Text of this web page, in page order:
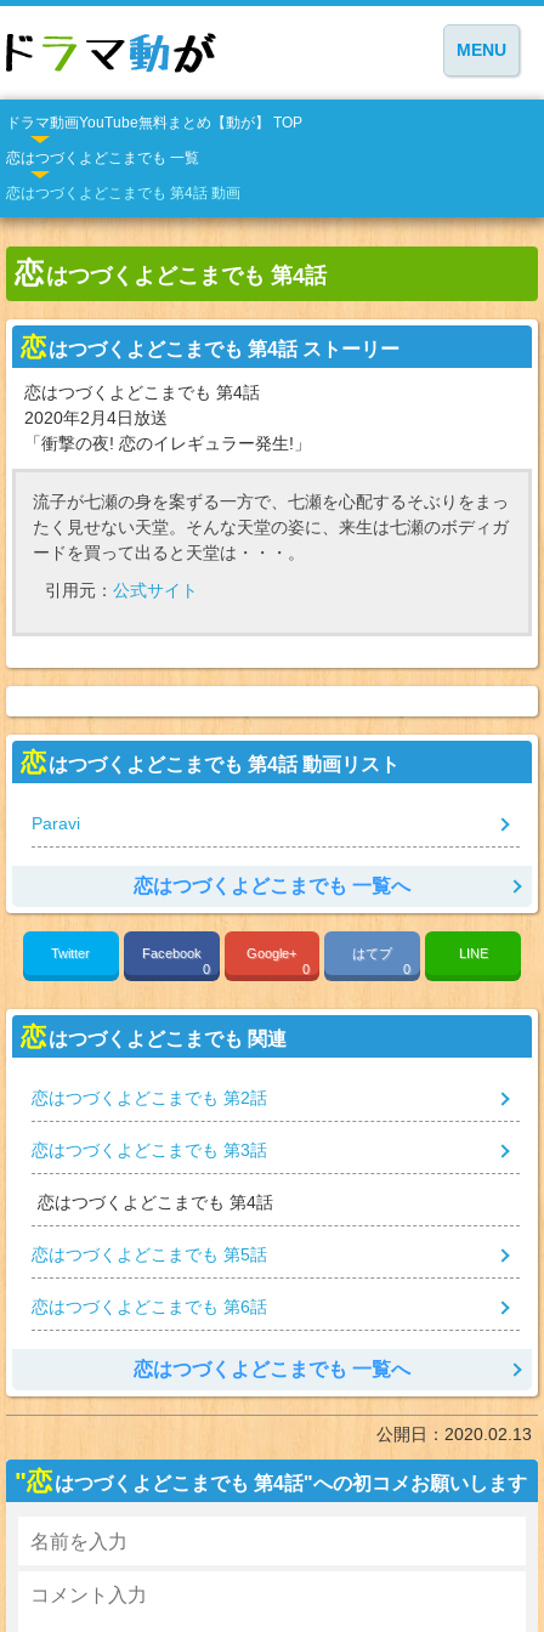
MENU
ドラマ動画YouTube無料まとめ【動が】 TOP
恋はつづくよどこまでも 一覧
恋はつづくよどこまでも 第4話 動画
恋はつづくよどこまでも 第4話
恋はつづくよどこまでも 第4話 ストーリー
恋はつづくよどこまでも 第4話
2020年2月4日放送
「衝撃の夜! 恋のイレギュラー発生!」
流子が七瀬の身を案ずる一方で、七瀬を心配するそぶりをまっ
たく見せない天堂。そんな天堂の姿に、来生は七瀬のボディガ
ードを買って出ると天堂は・・・。
引用元： 公式サイト
恋はつづくよどこまでも 第4話 動画リスト
Paravi
恋はつづくよどこまでも 一覧へ
Twitter
Facebook
0
Google+
0
はてブ
0
LINE
恋はつづくよどこまでも 関連
恋はつづくよどこまでも 第2話
恋はつづくよどこまでも 第3話
恋はつづくよどこまでも 第4話
恋はつづくよどこまでも 第5話
恋はつづくよどこまでも 第6話
恋はつづくよどこまでも 一覧へ
公開日： 2020.02.13
"恋はつづくよどこまでも 第4話"への初コメお願いします